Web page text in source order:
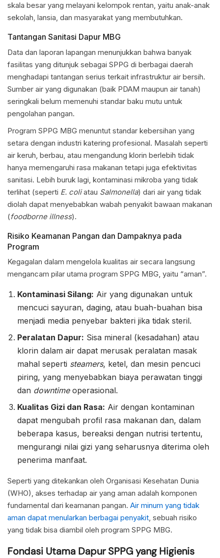
skala besar yang melayani kelompok rentan, yaitu anak-anak
sekolah, lansia, dan masyarakat yang membutuhkan.
Tantangan Sanitasi Dapur MBG
Data dan laporan lapangan menunjukkan bahwa banyak
fasilitas yang ditunjuk sebagai SPPG di berbagai daerah
menghadapi tantangan serius terkait infrastruktur air bersih.
Sumber air yang digunakan (baik PDAM maupun air tanah)
seringkali belum memenuhi standar baku mutu untuk
pengolahan pangan.
Program SPPG MBG menuntut standar kebersihan yang
setara dengan industri katering profesional. Masalah seperti
air keruh, berbau, atau mengandung klorin berlebih tidak
hanya memengaruhi rasa makanan tetapi juga efektivitas
sanitasi. Lebih buruk lagi, kontaminasi mikroba yang tidak
terlihat (seperti E. coliatau Salmonella) dari air yang tidak
diolah dapat menyebabkan wabah penyakit bawaan makanan
(foodborne illness).
Risiko Keamanan Pangan dan Dampaknya pada
Program
Kegagalan dalam mengelola kualitas air secara langsung
mengancam pilar utama program SPPG MBG, yaitu “aman”.
Kontaminasi Silang: Air yang digunakan untuk
mencuci sayuran, daging, atau buah-buahan bisa
menjadi media penyebar bakteri jika tidak steril.
Peralatan Dapur: Sisa mineral (kesadahan) atau
klorin dalam air dapat merusak peralatan masak
mahal seperti steamers, ketel, dan mesin pencuci
piring, yang menyebabkan biaya perawatan tinggi
dan downtimeoperasional.
Kualitas Gizi dan Rasa: Air dengan kontaminan
dapat mengubah profil rasa makanan dan, dalam
beberapa kasus, bereaksi dengan nutrisi tertentu,
mengurangi nilai gizi yang seharusnya diterima oleh
penerima manfaat.
Seperti yang ditekankan oleh Organisasi Kesehatan Dunia
(WHO), akses terhadap air yang aman adalah komponen
fundamental dari keamanan pangan. Air minum yang tidak
aman dapat menularkan berbagai penyakit, sebuah risiko
yang tidak bisa diambil oleh program SPPG MBG.
Fondasi Utama Dapur SPPG yang Higienis